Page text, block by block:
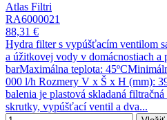
Atlas Filtri
RA6000021
88,31 €
Hydra filter s vypúšťacím ventilom
a úžitkovej vody v domácnostiach
barMaximálna teplota:
000 l/h Rozmery V x Š x H (mm):
balenia je plastová skladaná
skrutky, vypúšťací ventil a dva...